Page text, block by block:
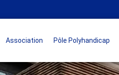
Association Pôle Polyhandicap